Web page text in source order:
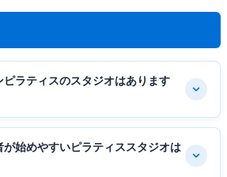
ラティスのスタジオはあります
始めやすいピラティススタジオは